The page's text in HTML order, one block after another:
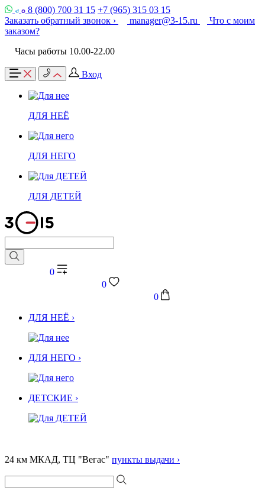
8 (800) 700 31 15 +7 (965) 315 03 15
Заказать обратный звонок ›
manager@3-15.ru
Что с моим
заказом?
Часы работы 10.00-22.00
Вход
ДЛЯ НЕЁ
ДЛЯ НЕГО
ДЛЯ ДЕТЕЙ
0
0
0
ДЛЯ НЕЁ ›
ДЛЯ НЕГО ›
ДЕТСКИЕ ›
24 км МКАД, ТЦ "Вегас" пункты выдачи ›